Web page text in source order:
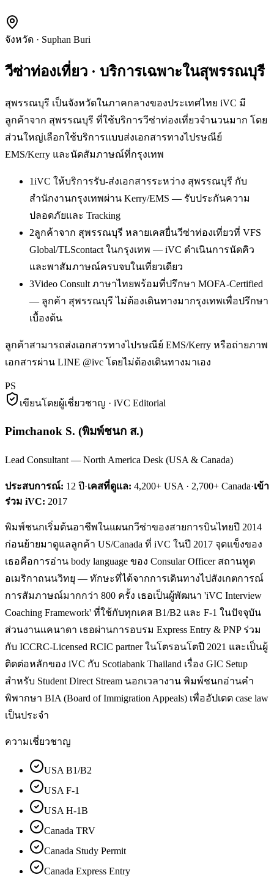
จังหวัด · Suphan Buri
วีซ่าท่องเที่ยว · บริการเฉพาะในสุพรรณบุรี
สุพรรณบุรี เป็นจังหวัดในภาคกลางของประเทศไทย iVC มี
ลูกค้าจาก สุพรรณบุรี ที่ใช้บริการวีซ่าท่องเที่ยวจำนวนมาก โดย
ส่วนใหญ่เลือกใช้บริการแบบส่งเอกสารทางไปรษณีย์
EMS/Kerry และนัดสัมภาษณ์ที่กรุงเทพ
1iVC ให้บริการรับ-ส่งเอกสารระหว่าง สุพรรณบุรี กับ
สำนักงานกรุงเทพผ่าน Kerry/EMS — รับประกันความ
ปลอดภัยและ Tracking
2ลูกค้าจาก สุพรรณบุรี หลายเคสยื่นวีซ่าท่องเที่ยวที่ VFS
Global/TLScontact ในกรุงเทพ — iVC ดำเนินการนัดคิว
และพาสัมภาษณ์ครบจบในเที่ยวเดียว
3Video Consult ภาษาไทยพร้อมที่ปรึกษา MOFA-Certified
— ลูกค้า สุพรรณบุรี ไม่ต้องเดินทางมากรุงเทพเพื่อปรึกษา
เบื้องต้น
ลูกค้าสามารถส่งเอกสารทางไปรษณีย์ EMS/Kerry หรือถ่ายภาพ
เอกสารผ่าน LINE @ivc โดยไม่ต้องเดินทางมาเอง
PS
เขียนโดยผู้เชี่ยวชาญ · iVC Editorial
Pimchanok S. (พิมพ์ชนก ส.)
Lead Consultant — North America Desk (USA & Canada)
ประสบการณ์: 12 ปี·เคสที่ดูแล: 4,200+ USA · 2,700+ Canada·เข้า
ร่วม iVC: 2017
พิมพ์ชนกเริ่มต้นอาชีพในแผนกวีซ่าของสายการบินไทยปี 2014
ก่อนย้ายมาดูแลลูกค้า US/Canada ที่ iVC ในปี 2017 จุดแข็งของ
เธอคือการอ่าน body language ของ Consular Officer สถานทูต
อเมริกาถนนวิทยุ — ทักษะที่ได้จากการเดินทางไปสังเกตการณ์
การสัมภาษณ์มากกว่า 800 ครั้ง เธอเป็นผู้พัฒนา 'iVC Interview
Coaching Framework' ที่ใช้กับทุกเคส B1/B2 และ F-1 ในปัจจุบัน
ส่วนงานแคนาดา เธอผ่านการอบรม Express Entry & PNP ร่วม
กับ ICCRC-Licensed RCIC partner ในโตรอนโตปี 2021 และเป็นผู้
ติดต่อหลักของ iVC กับ Scotiabank Thailand เรื่อง GIC Setup
สำหรับ Student Direct Stream นอกเวลางาน พิมพ์ชนกอ่านคำ
พิพากษา BIA (Board of Immigration Appeals) เพื่ออัปเดต case law
เป็นประจำ
ความเชี่ยวชาญ
USA B1/B2
USA F-1
USA H-1B
Canada TRV
Canada Study Permit
Canada Express Entry